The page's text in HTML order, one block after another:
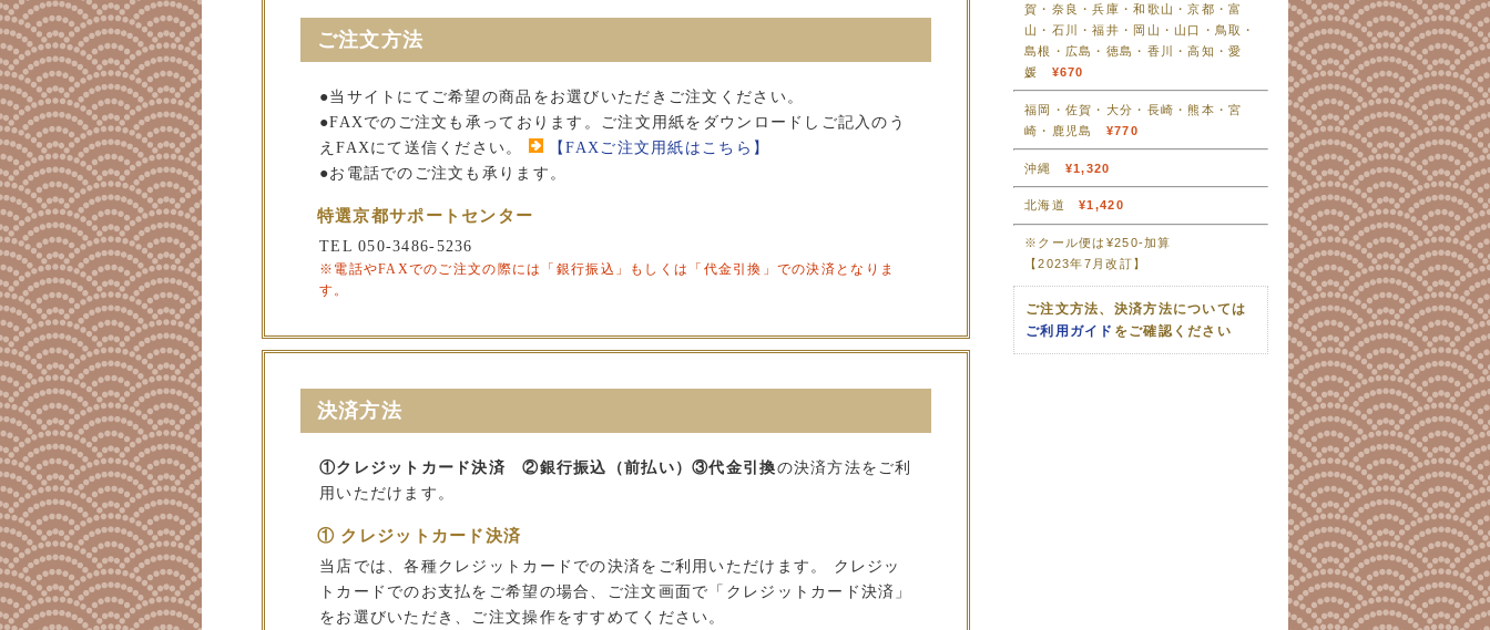
ご注文方法
●当サイトにてご希望の商品をお選びいただきご注文ください。
●FAXでのご注文も承っております。ご注文用紙をダウンロードしご記入のう
えFAXにて送信ください。
【FAXご注文用紙はこちら】
●お電話でのご注文も承ります。
特選京都サポートセンター
TEL 050-3486-5236
※電話やFAXでのご注文の際には「銀行振込」もしくは「代金引換」での決済となりま
す。
決済方法
①クレジットカード決済 ②銀行振込（前払い）③代金引換の決済方法をご利
用いただけます。
① クレジットカード決済
当店では、各種クレジットカードでの決済をご利用いただけます。 クレジッ
トカードでのお支払をご希望の場合、ご注文画面で「クレジットカード決済」
をお選びいただき、ご注文操作をすすめてください。
賀・奈良・兵庫・和歌山・京都・富
山・石川・福井・岡山・山口・鳥取・
島根・広島・徳島・香川・高知・愛
媛 ¥670
福岡・佐賀・大分・長崎・熊本・宮
崎・鹿児島 ¥770
沖縄 ¥1,320
北海道¥1,420
※クール便は¥250-加算
【2023年7月改訂】
ご注文方法、決済方法については
ご利用ガイド をご確認ください